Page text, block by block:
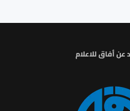
عن أفاق للاعلام